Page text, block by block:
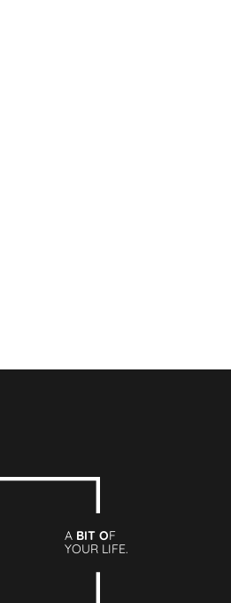
A BIT OF
YOUR LIFE.